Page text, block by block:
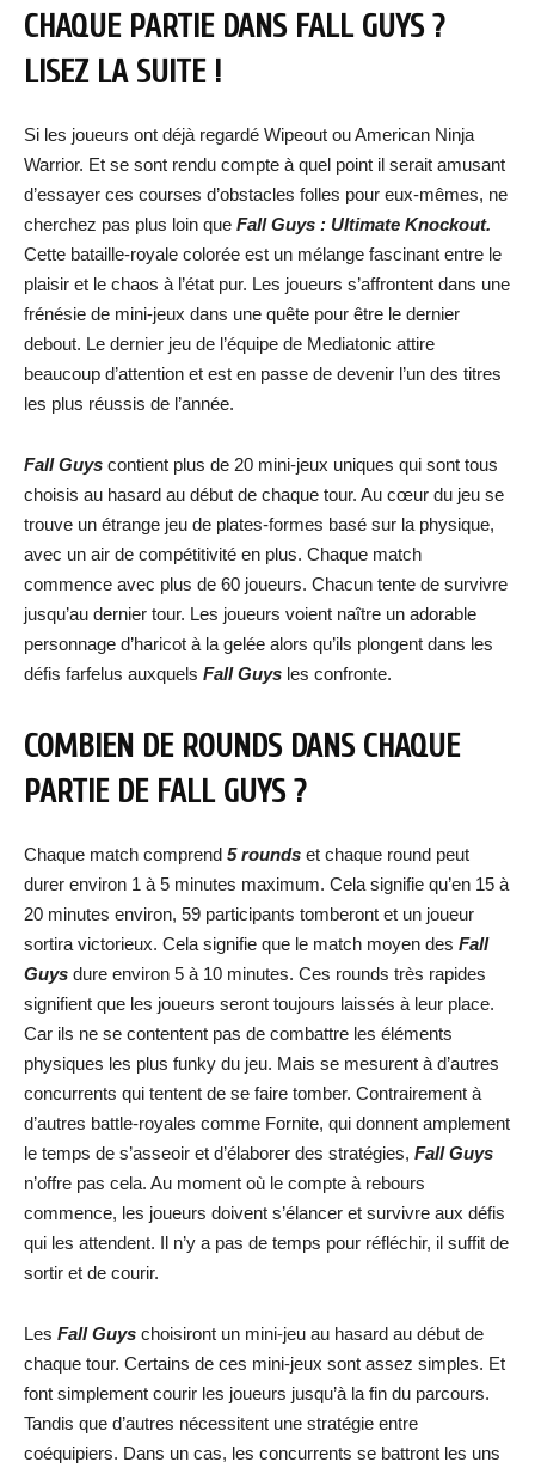
CHAQUE PARTIE DANS FALL GUYS ?
LISEZ LA SUITE !
Si les joueurs ont déjà regardé Wipeout ou American Ninja
Warrior. Et se sont rendu compte à quel point il serait amusant
d’essayer ces courses d’obstacles folles pour eux-mêmes, ne
cherchez pas plus loin que Fall Guys : Ultimate Knockout.
Cette bataille-royale colorée est un mélange fascinant entre le
plaisir et le chaos à l’état pur. Les joueurs s’affrontent dans une
frénésie de mini-jeux dans une quête pour être le dernier
debout. Le dernier jeu de l’équipe de Mediatonic attire
beaucoup d’attention et est en passe de devenir l’un des titres
les plus réussis de l’année.
Fall Guys contient plus de 20 mini-jeux uniques qui sont tous
choisis au hasard au début de chaque tour. Au cœur du jeu se
trouve un étrange jeu de plates-formes basé sur la physique,
avec un air de compétitivité en plus. Chaque match
commence avec plus de 60 joueurs. Chacun tente de survivre
jusqu’au dernier tour. Les joueurs voient naître un adorable
personnage d’haricot à la gelée alors qu’ils plongent dans les
défis farfelus auxquels Fall Guys les confronte.
COMBIEN DE ROUNDS DANS CHAQUE
PARTIE DE FALL GUYS ?
Chaque match comprend 5 rounds et chaque round peut
durer environ 1 à 5 minutes maximum. Cela signifie qu’en 15 à
20 minutes environ, 59 participants tomberont et un joueur
sortira victorieux. Cela signifie que le match moyen des Fall
Guys dure environ 5 à 10 minutes. Ces rounds très rapides
signifient que les joueurs seront toujours laissés à leur place.
Car ils ne se contentent pas de combattre les éléments
physiques les plus funky du jeu. Mais se mesurent à d’autres
concurrents qui tentent de se faire tomber. Contrairement à
d’autres battle-royales comme Fornite, qui donnent amplement
le temps de s’asseoir et d’élaborer des stratégies, Fall Guys
n’offre pas cela. Au moment où le compte à rebours
commence, les joueurs doivent s’élancer et survivre aux défis
qui les attendent. Il n’y a pas de temps pour réfléchir, il suffit de
sortir et de courir.
Les Fall Guys choisiront un mini-jeu au hasard au début de
chaque tour. Certains de ces mini-jeux sont assez simples. Et
font simplement courir les joueurs jusqu’à la fin du parcours.
Tandis que d’autres nécessitent une stratégie entre
coéquipiers. Dans un cas, les concurrents se battront les uns